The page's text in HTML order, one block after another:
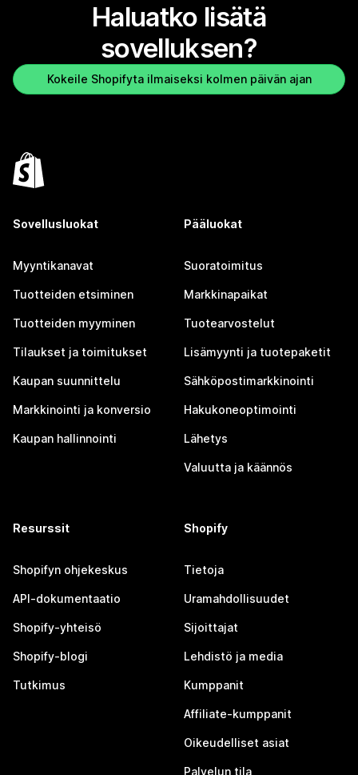
Haluatko lisätä
sovelluksen?
Kokeile Shopifyta ilmaiseksi kolmen päivän ajan
Sovellusluokat
Myyntikanavat
Tuotteiden etsiminen
Tuotteiden myyminen
Tilaukset ja toimitukset
Kaupan suunnittelu
Markkinointi ja konversio
Kaupan hallinnointi
Pääluokat
Suoratoimitus
Markkinapaikat
Tuotearvostelut
Lisämyynti ja tuotepaketit
Sähköpostimarkkinointi
Hakukoneoptimointi
Lähetys
Valuutta ja käännös
Resurssit
Shopifyn ohjekeskus
API-dokumentaatio
Shopify-yhteisö
Shopify-blogi
Tutkimus
Shopify
Tietoja
Uramahdollisuudet
Sijoittajat
Lehdistö ja media
Kumppanit
Affiliate-kumppanit
Oikeudelliset asiat
Palvelun tila